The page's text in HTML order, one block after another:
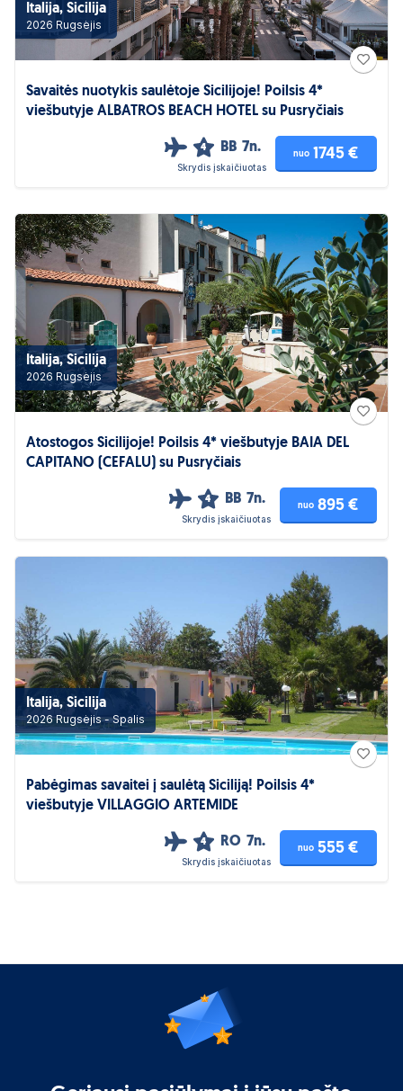
Italija, Sicilija
2026 Rugsėjis
Savaitės nuotykis saulėtoje Sicilijoje! Poilsis 4*
viešbutyje ALBATROS BEACH HOTEL su Pusryčiais
4 BB 7n.
Skrydis įskaičiuotas
nuo 1745 €
Italija, Sicilija
2026 Rugsėjis
Atostogos Sicilijoje! Poilsis 4* viešbutyje BAIA DEL
CAPITANO (CEFALU) su Pusryčiais
4 BB 7n.
Skrydis įskaičiuotas
nuo 895 €
Italija, Sicilija
2026 Rugsėjis - Spalis
Pabėgimas savaitei į saulėtą Siciliją! Poilsis 4*
viešbutyje VILLAGGIO ARTEMIDE
4 RO 7n.
Skrydis įskaičiuotas
nuo 555 €